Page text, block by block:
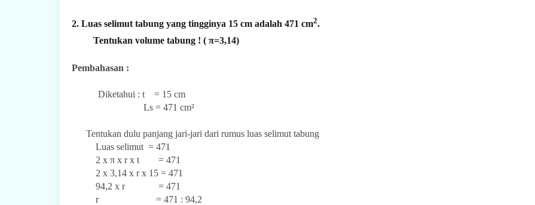
2. Luas selimut tabung yang tingginya 15 cm adalah 471 cm2.
Tentukan volume tabung ! ( π=3,14)
Pembahasan :
Diketahui : t = 15 cm
Ls = 471 cm²
Tentukan dulu panjang jari-jari dari rumus luas selimut tabung
Luas selimut = 471
2 x π x r x t = 471
2 x 3,14 x r x 15 = 471
94,2 x r = 471
r = 471 : 94,2